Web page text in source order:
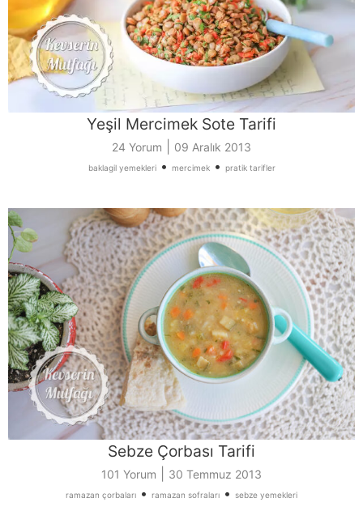
Yeşil Mercimek Sote Tarifi
24 Yorum 09 Aralık 2013
baklagil yemekleri• mercimek• pratik tarifler
Sebze Çorbası Tarifi
101 Yorum 30 Temmuz 2013
ramazan çorbaları • ramazan sofraları • sebze yemekleri